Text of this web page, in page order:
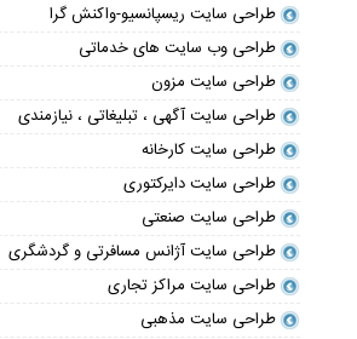
طراحی سایت ریسپانسیو-واکنش گرا
طراحی وب سایت های خدماتی
طراحی سایت مزون
طراحی سایت آگهی ، تبلیغاتی ، نیازمندی
طراحی سایت کارخانه
طراحی سایت دایرکتوری
طراحی سایت صنعتی
طراحی سایت آژانس مسافرتی و گردشگری
طراحی سایت مراکز تجاری
طراحی سایت مذهبی